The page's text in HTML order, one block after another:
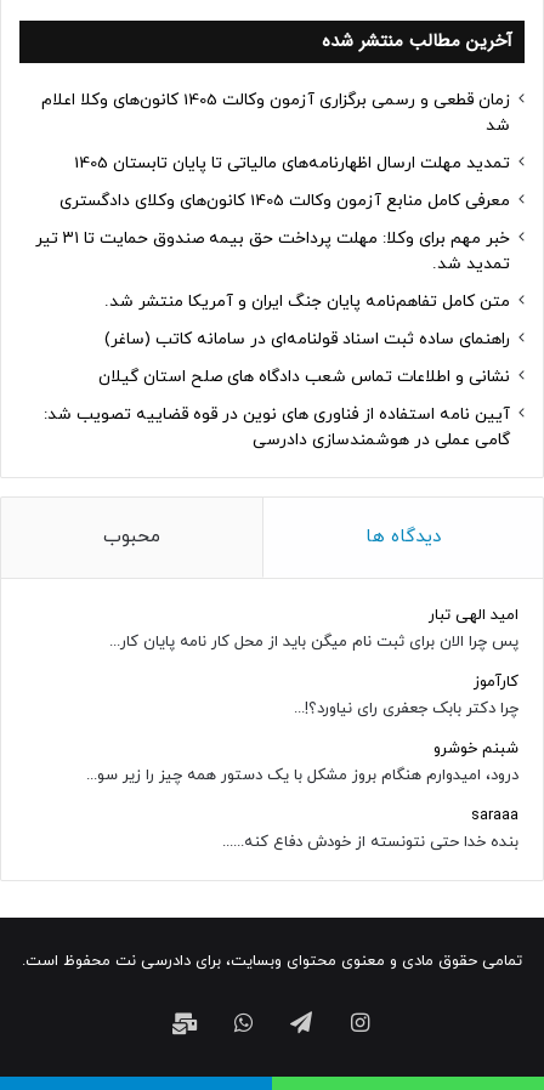
آخرین مطالب منتشر شده
زمان قطعی و رسمی برگزاری آزمون وکالت 1405 کانون‌های وکلا اعلام
شد
تمدید مهلت ارسال اظهارنامه‌های مالیاتی تا پایان تابستان 1405
معرفی کامل منابع آزمون وکالت 1405 کانون‌های وکلای دادگستری
خبر مهم برای وکلا: مهلت پرداخت حق بیمه صندوق حمایت تا ۳۱ تیر
تمدید شد.
متن کامل تفاهم‌نامه پایان جنگ ایران و آمریکا منتشر شد.
راهنمای ساده ثبت اسناد قولنامه‌ای در سامانه کاتب (ساغر)
نشانی و اطلاعات تماس شعب دادگاه های صلح استان گیلان
آیین نامه استفاده از فناوری های نوین در قوه قضاییه تصویب شد:
گامی عملی در هوشمندسازی دادرسی
دیدگاه ها محبوب
امید الهی تبار
پس چرا الان برای ثبت نام میگن باید از محل کار نامه پایان کار...
کارآموز
چرا دکتر بابک جعفری رای نیاورد؟!...
شبنم خوشرو
درود، امیدوارم هنگام بروز مشکل با یک دستور همه چیز را زیر سو...
saraaa
بنده خدا حتی نتونسته از خودش دفاع کنه......
تمامی حقوق مادی و معنوی محتوای وبسایت، برای دادرسی نت محفوظ است.
اینستاگرامتلگرامواتس
آپ
ایمیل